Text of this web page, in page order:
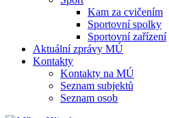
Kam za cvičením
Sportovní spolky
Sportovní zařízení
Aktuální zprávy MÚ
Kontakty
Kontakty na MÚ
Seznam subjektů
Seznam osob